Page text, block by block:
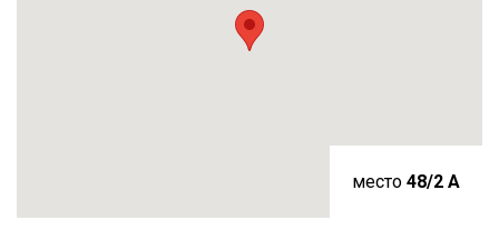
место 48/2 A